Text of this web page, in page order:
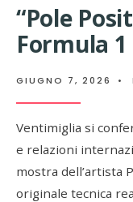
“Pole
Formula
GIUGNO 7, 2026 •
Ventimiglia si
e relazioni
mostra dell’artista
originale tecnica